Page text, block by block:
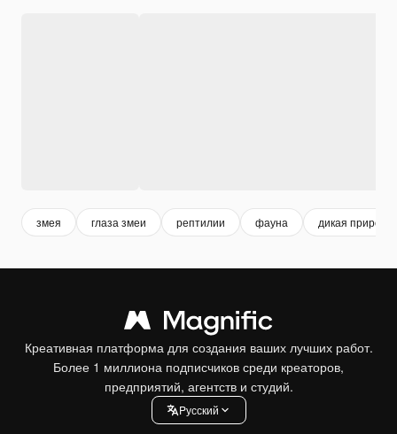
змея глаза змеи рептилии фауна дикая природа
Креативная платформа для создания ваших лучших работ.
Более 1 миллиона подписчиков среди креаторов,
предприятий, агентств и студий.
Pусский